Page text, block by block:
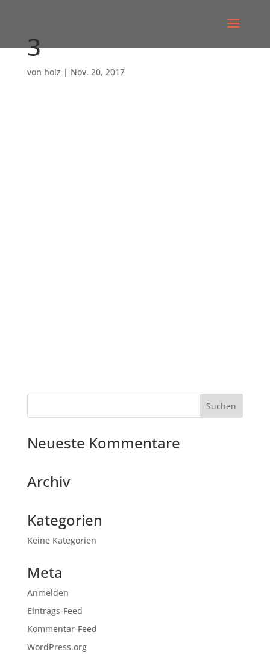
3
von holz | Nov. 20, 2017
Neueste Kommentare
Archiv
Kategorien
Keine Kategorien
Meta
Anmelden
Eintrags-Feed
Kommentar-Feed
WordPress.org